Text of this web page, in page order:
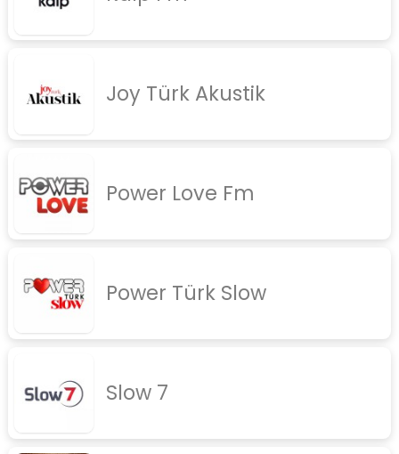
rap
Gizlilik Politikası
Joy Türk Akustik
Power Love Fm
Power Türk Slow
Slow 7